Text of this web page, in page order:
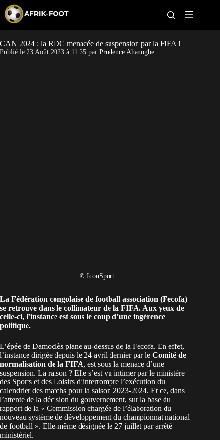
p
o
c
CAN féminine
CAN 2024 : la RDC menacée de suspension par la FIFA !
Publié le 23 Août 2023 à 11:35 par Prudence Ahanogbe
© IconSport
La Fédération congolaise de football association (Fecofa)
se retrouve dans le collimateur de la FIFA. Aux yeux de
celle-ci, l’instance est sous le coup d’une ingérence
politique.
L’épée de Damoclès plane au-dessus de la Fecofa. En effet,
l’instance dirigée depuis le 24 avril dernier par le Comité de
normalisation de la FIFA, est sous la menace d’une
suspension. La raison ? Elle s’est vu intimer par le ministère
des Sports et des Loisirs d’interrompre l’exécution du
calendrier des matchs pour la saison 2023-2024. Et ce, dans
l’attente de la décision du gouvernement, sur la base du
rapport de la « Commission chargée de l’élaboration du
nouveau système de développement du championnat national
de football ». Elle-même désignée le 27 juillet par arrêté
ministériel.